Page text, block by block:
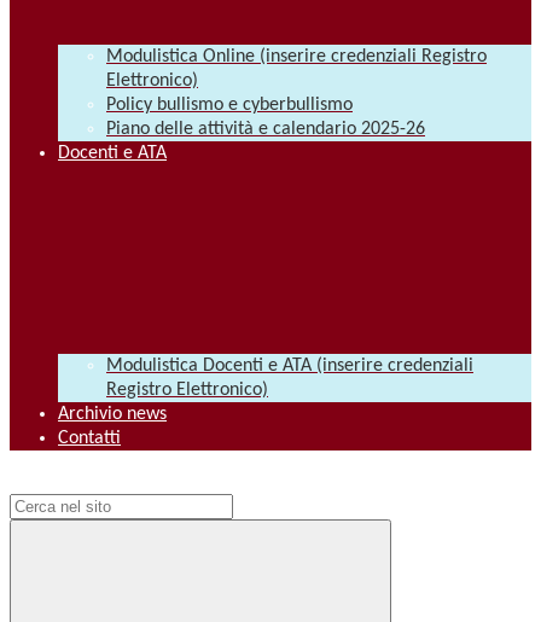
Modulistica Online (inserire credenziali Registro
Elettronico)
Policy bullismo e cyberbullismo
Piano delle attività e calendario 2025-26
Docenti e ATA
Modulistica Docenti e ATA (inserire credenziali
Registro Elettronico)
Archivio news
Contatti